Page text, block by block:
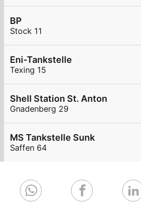
BP
Stock 11
Eni-Tankstelle
Texing 15
Shell Station St. Anton
Gnadenberg 29
MS Tankstelle Sunk
Saffen 64